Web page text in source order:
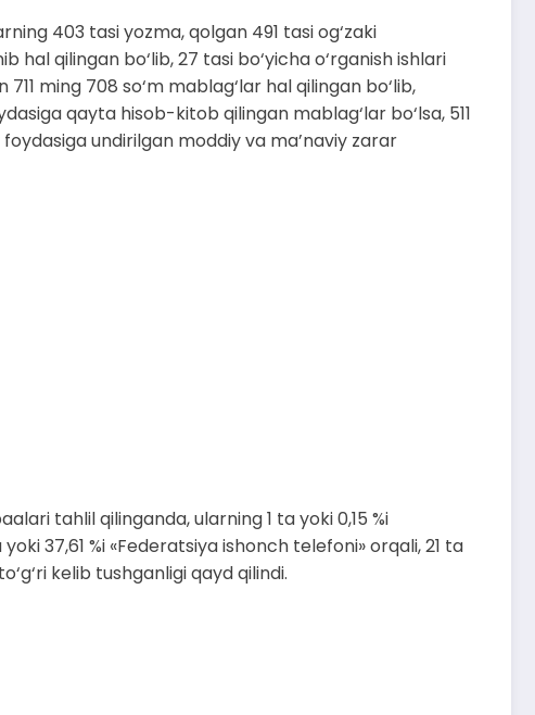
403 tasi yozma, qolgan 491 tasi og‘zaki
hal qilingan bo‘lib, 27 tasi bo‘yicha o‘rganish ishlari
ming 708 so‘m mablag‘lar hal qilingan bo‘lib,
qayta hisob-kitob qilingan mablag‘lar bo‘lsa, 511
undirilgan moddiy va ma’naviy zarar
tahlil qilinganda, ularning 1 ta yoki 0,15 %i
37,61 %i «Federatsiya ishonch telefoni» orqali, 21 ta
kelib tushganligi qayd qilindi.